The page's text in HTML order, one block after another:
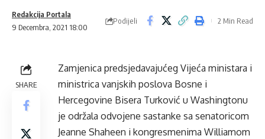
9 Decembra, 2021 18:00
Redakcija Portala
Podijeli 2 Min Read
SHARE
Zamjenica predsjedavajućeg Vijeća ministara i
ministrica vanjskih poslova Bosne i
Hercegovine Bisera Turković u Washingtonu
je održala odvojene sastanke sa senatoricom
Jeanne Shaheen i kongresmenima Williamom